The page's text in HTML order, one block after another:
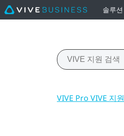
솔루션
VIVE Pro VIVE 지원